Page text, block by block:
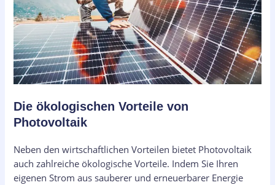
Die ökologischen Vorteile von
Photovoltaik
Neben den wirtschaftlichen Vorteilen bietet Photovoltaik
auch zahlreiche ökologische Vorteile. Indem Sie Ihren
eigenen Strom aus sauberer und erneuerbarer Energie